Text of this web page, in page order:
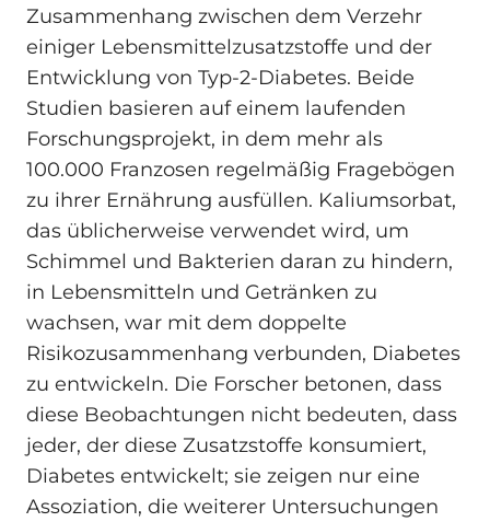
Zusammenhang zwischen dem Verzehr
einiger Lebensmittelzusatzstoffe und der
Entwicklung von Typ-2-Diabetes. Beide
Studien basieren auf einem laufenden
Forschungsprojekt, in dem mehr als
100.000 Franzosen regelmäßig Fragebögen
zu ihrer Ernährung ausfüllen. Kaliumsorbat,
das üblicherweise verwendet wird, um
Schimmel und Bakterien daran zu hindern,
in Lebensmitteln und Getränken zu
wachsen, war mit dem doppelte
Risikozusammenhang verbunden, Diabetes
zu entwickeln. Die Forscher betonen, dass
diese Beobachtungen nicht bedeuten, dass
jeder, der diese Zusatzstoffe konsumiert,
Diabetes entwickelt; sie zeigen nur eine
Assoziation, die weiterer Untersuchungen